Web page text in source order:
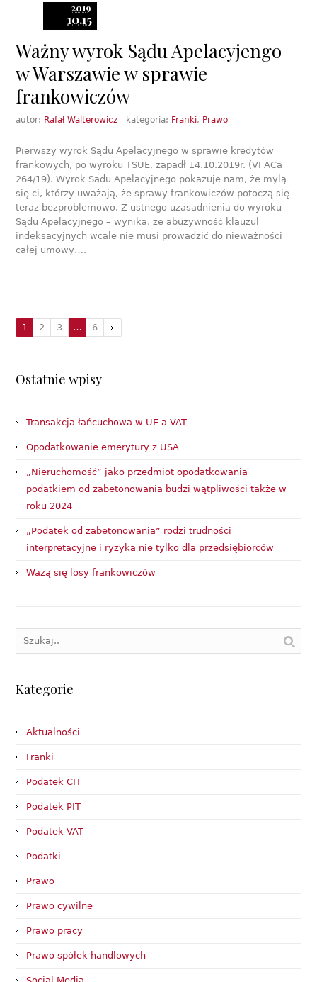
2019
10.15
Ważny wyrok Sądu Apelacyjengo
w Warszawie w sprawie
frankowiczów
autor: Rafał Walterowicz kategoria: Franki, Prawo
Pierwszy wyrok Sądu Apelacyjnego w sprawie kredytów
frankowych, po wyroku TSUE, zapadł 14.10.2019r. (VI ACa
264/19). Wyrok Sądu Apelacyjnego pokazuje nam, że mylą
się ci, którzy uważają, że sprawy frankowiczów potoczą się
teraz bezproblemowo. Z ustnego uzasadnienia do wyroku
Sądu Apelacyjnego – wynika, że abuzywność klauzul
indeksacyjnych wcale nie musi prowadzić do nieważności
całej umowy….
1 2 3 … 6
Ostatnie wpisy
Transakcja łańcuchowa w UE a VAT
Opodatkowanie emerytury z USA
„Nieruchomość” jako przedmiot opodatkowania
podatkiem od zabetonowania budzi wątpliwości także w
roku 2024
„Podatek od zabetonowania” rodzi trudności
interpretacyjne i ryzyka nie tylko dla przedsiębiorców
Ważą się losy frankowiczów
Kategorie
Aktualności
Franki
Podatek CIT
Podatek PIT
Podatek VAT
Podatki
Prawo
Prawo cywilne
Prawo pracy
Prawo spółek handlowych